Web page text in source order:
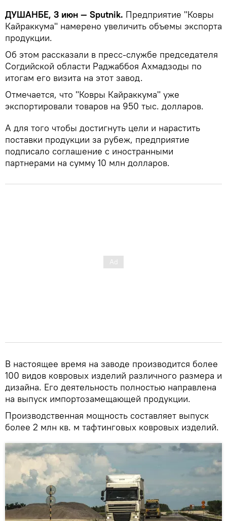
ДУШАНБЕ, 3 июн — Sputnik. Предприятие "Ковры
Кайраккума" намерено увеличить объемы экспорта
продукции.
Об этом рассказали в пресс-службе председателя
Согдийской области Раджаббоя Ахмадзоды по
итогам его визита на этот завод.
Отмечается, что "Ковры Кайраккума" уже
экспортировали товаров на 950 тыс. долларов.
А для того чтобы достигнуть цели и нарастить
поставки продукции за рубеж, предприятие
подписало соглашение с иностранными
партнерами на сумму 10 млн долларов.
В настоящее время на заводе производится более
100 видов ковровых изделий различного размера и
дизайна. Его деятельность полностью направлена
на выпуск импортозамещающей продукции.
Производственная мощность составляет выпуск
более 2 млн кв. м тафтинговых ковровых изделий.